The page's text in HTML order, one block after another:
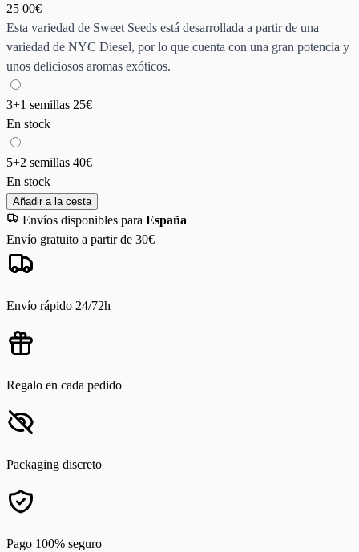
25 00€
Esta variedad de Sweet Seeds está desarrollada a partir de una
variedad de NYC Diesel, por lo que cuenta con una gran potencia y
unos deliciosos aromas exóticos.
3+1 semillas 25€
En stock
5+2 semillas 40€
En stock
Añadir a la cesta
Envíos disponibles para España
Envío gratuito a partir de 30€
Envío rápido 24/72h
Regalo en cada pedido
Packaging discreto
Pago 100% seguro